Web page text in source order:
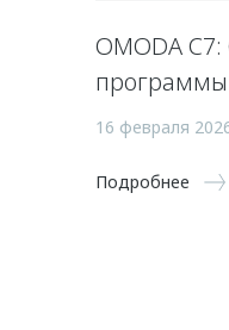
OMODA
программы
16 февраля
Подробнее